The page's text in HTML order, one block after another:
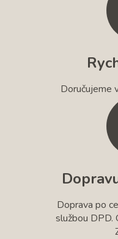
Doručujeme
Doprava po
službou DPD.